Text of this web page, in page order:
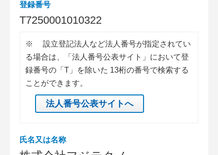
登録番号
T7250001010322
※
設立登記法人など法人番号が指定されてい
る場合は、「法人番号公表サイト」において登
録番号の「T」を除いた 13桁の番号で検索する
ことができます。
法人番号公表サイトへ
氏名又は名称